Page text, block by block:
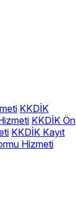
KKDİK
KKDİK Ön
KKDİK Kayıt
Hizmeti